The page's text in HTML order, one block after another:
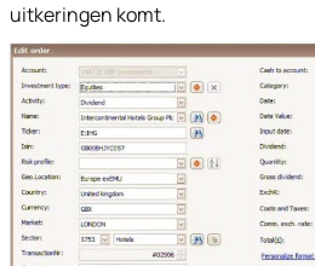
uitkeringen komt.